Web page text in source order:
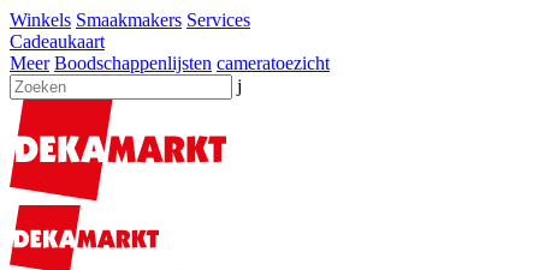
Winkels Smaakmakers Services
Cadeaukaart
Meer Boodschappenlijsten cameratoezicht
j